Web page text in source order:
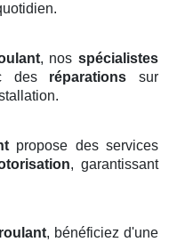
, nos spécialistes
des réparations sur
propose des services
, garantissant
, bénéficiez d'une